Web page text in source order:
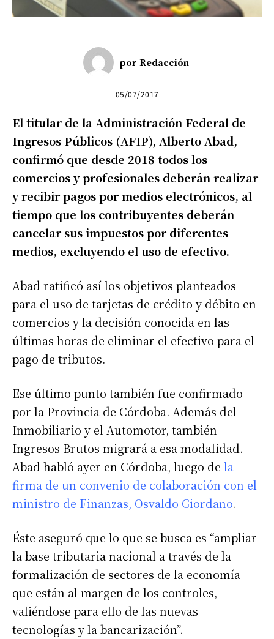
por Redacción
05/07/2017
El titular de la Administración Federal de
Ingresos Públicos (AFIP), Alberto Abad,
confirmó que desde 2018 todos los
comercios y profesionales deberán realizar
y recibir pagos por medios electrónicos, al
tiempo que los contribuyentes deberán
cancelar sus impuestos por diferentes
medios, excluyendo el uso de efectivo.
Abad ratificó así los objetivos planteados
para el uso de tarjetas de crédito y débito en
comercios y la decisión conocida en las
últimas horas de eliminar el efectivo para el
pago de tributos.
Ese último punto también fue confirmado
por la Provincia de Córdoba. Además del
Inmobiliario y el Automotor, también
Ingresos Brutos migrará a esa modalidad.
Abad habló ayer en Córdoba, luego de la
firma de un convenio de colaboración con el
ministro de Finanzas, Osvaldo Giordano.
Éste aseguró que lo que se busca es “ampliar
la base tributaria nacional a través de la
formalización de sectores de la economía
que están al margen de los controles,
valiéndose para ello de las nuevas
tecnologías y la bancarización”.